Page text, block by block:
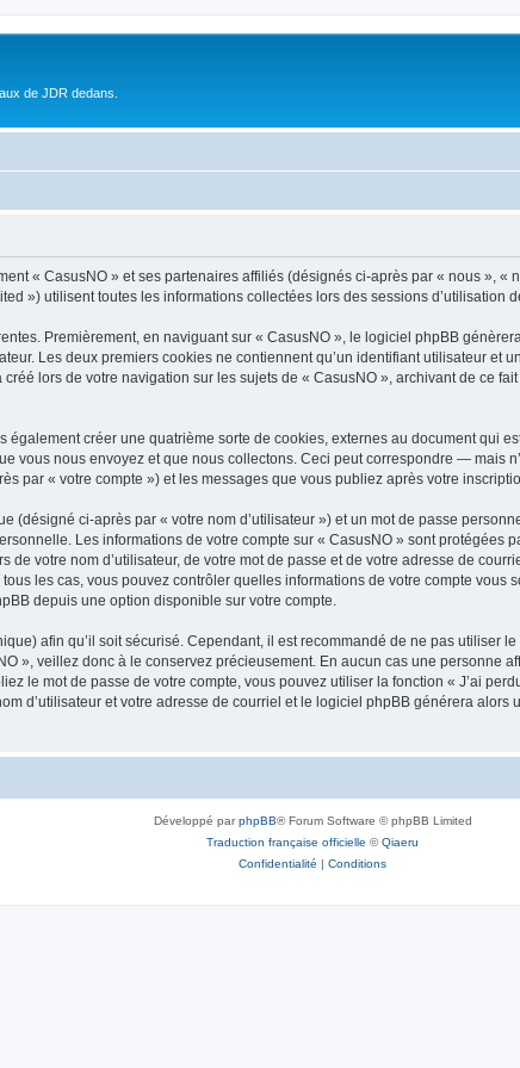
de JDR dedans.
« CasusNO » et ses partenaires affiliés (désignés ci-après par « nous », «
») utilisent toutes les informations collectées lors des sessions d’utilisation
Premièrement, en naviguant sur « CasusNO », le logiciel phpBB
Les deux premiers cookies ne contiennent qu’un identifiant utilisateur et
lors de votre navigation sur les sujets de « CasusNO », archivant de ce
également créer une quatrième sorte de cookies, externes au document qui
vous nous envoyez et que nous collectons. Ceci peut correspondre — mais
par « votre compte ») et les messages que vous publiez après votre
(désigné ci-après par « votre nom d’utilisateur ») et un mot de passe
Les informations de votre compte sur « CasusNO » sont protégées
de votre nom d’utilisateur, de votre mot de passe et de votre adresse de
les cas, vous pouvez contrôler quelles informations de votre compte
depuis une option disponible sur votre compte.
afin qu’il soit sécurisé. Cependant, il est recommandé de ne pas utiliser
», veillez donc à le conservez précieusement. En aucun cas une personne
le mot de passe de votre compte, vous pouvez utiliser la fonction « J’ai
d’utilisateur et votre adresse de courriel et le logiciel phpBB générera
Développé parphpBB® Forum Software © phpBB Limited
Traduction française officielle ©Qiaeru
Confidentialité | Conditions